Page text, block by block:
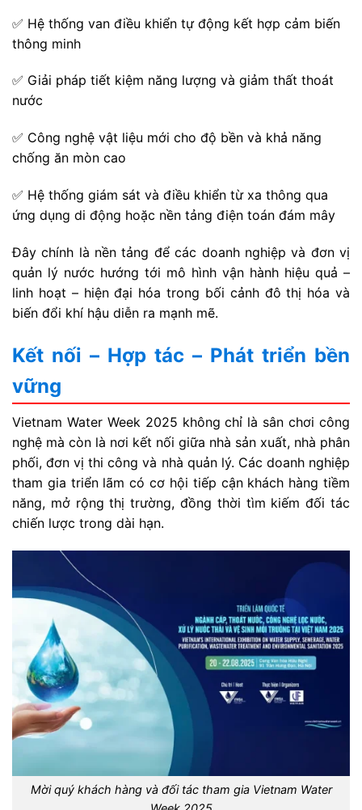
✅ Hệ thống van điều khiển tự động kết hợp cảm biến
thông minh
✅ Giải pháp tiết kiệm năng lượng và giảm thất thoát
nước
✅ Công nghệ vật liệu mới cho độ bền và khả năng
chống ăn mòn cao
✅ Hệ thống giám sát và điều khiển từ xa thông qua
ứng dụng di động hoặc nền tảng điện toán đám mây
Đây chính là nền tảng để các doanh nghiệp và đơn vị
quản lý nước hướng tới mô hình vận hành hiệu quả –
linh hoạt – hiện đại hóa trong bối cảnh đô thị hóa và
biến đổi khí hậu diễn ra mạnh mẽ.
Kết nối – Hợp tác – Phát triển bền
vững
Vietnam Water Week 2025 không chỉ là sân chơi công
nghệ mà còn là nơi kết nối giữa nhà sản xuất, nhà phân
phối, đơn vị thi công và nhà quản lý. Các doanh nghiệp
tham gia triển lãm có cơ hội tiếp cận khách hàng tiềm
năng, mở rộng thị trường, đồng thời tìm kiếm đối tác
chiến lược trong dài hạn.
Mời quý khách hàng và đối tác tham gia Vietnam Water